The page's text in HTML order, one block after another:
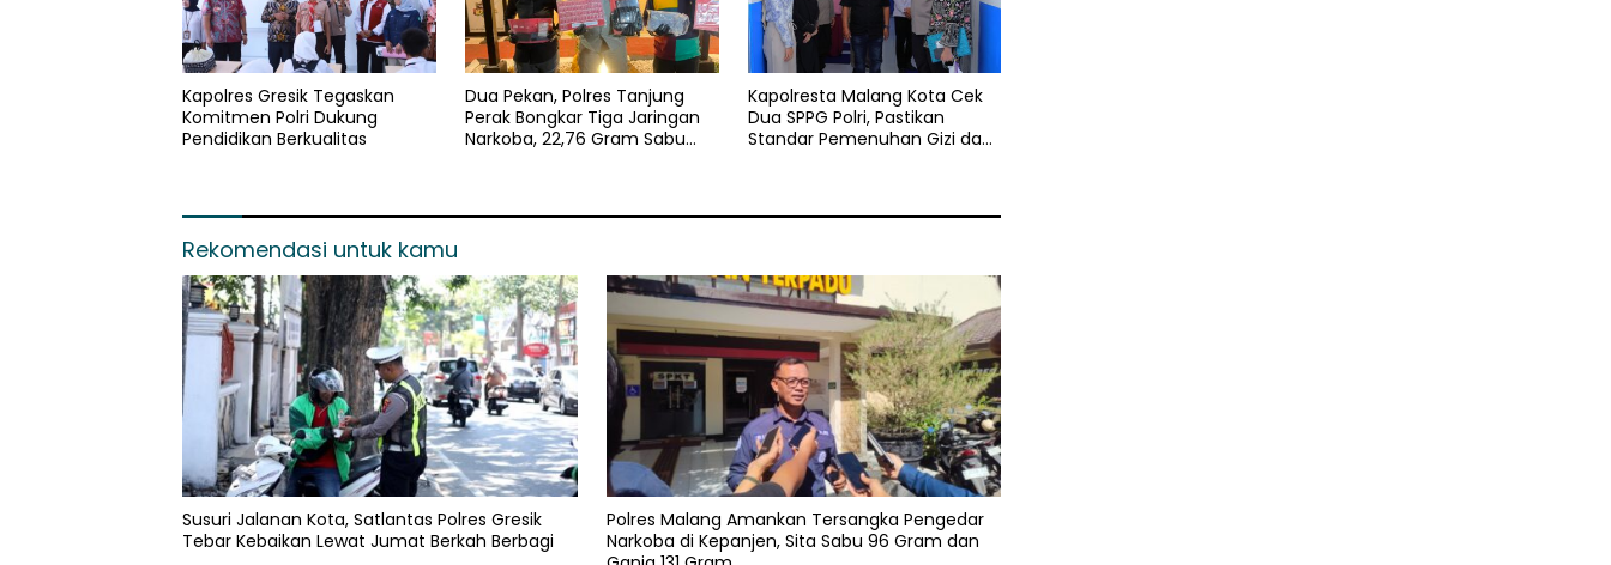
Kapolres Gresik Tegaskan
Komitmen Polri Dukung
Pendidikan Berkualitas
Dua Pekan, Polres Tanjung
Perak Bongkar Tiga Jaringan
Narkoba, 22,76 Gram Sabu
Kapolresta Malang Kota Cek
Dua SPPG Polri, Pastikan
Standar Pemenuhan Gizi dan
Rekomendasi untuk kamu
Susuri Jalanan Kota, Satlantas Polres Gresik
Tebar Kebaikan Lewat Jumat Berkah Berbagi
Polres Malang Amankan Tersangka Pengedar
Narkoba di Kepanjen, Sita Sabu 96 Gram dan